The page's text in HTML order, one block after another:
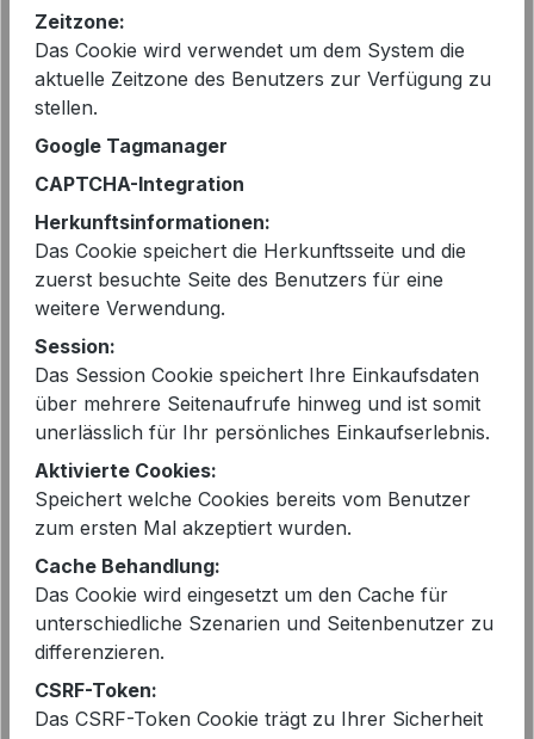
PENN&INK N.Y Shirt in Weiß |
Damen Shirt mit V-Ausschnitt
Verkaufspreis:
49,99 €
- 41%
Zeitzone:
Das Cookie wird verwendet um dem System die
aktuelle Zeitzone des Benutzers zur Verfügung zu
stellen.
Google Tagmanager
CAPTCHA-Integration
Herkunftsinformationen:
Das Cookie speichert die Herkunftsseite und die
zuerst besuchte Seite des Benutzers für eine
weitere Verwendung.
Session:
Das Session Cookie speichert Ihre Einkaufsdaten
über mehrere Seitenaufrufe hinweg und ist somit
unerlässlich für Ihr persönliches Einkaufserlebnis.
Aktivierte Cookies:
Speichert welche Cookies bereits vom Benutzer
zum ersten Mal akzeptiert wurden.
Cache Behandlung:
Das Cookie wird eingesetzt um den Cache für
unterschiedliche Szenarien und Seitenbenutzer zu
differenzieren.
CSRF-Token:
Das CSRF-Token Cookie trägt zu Ihrer Sicherheit